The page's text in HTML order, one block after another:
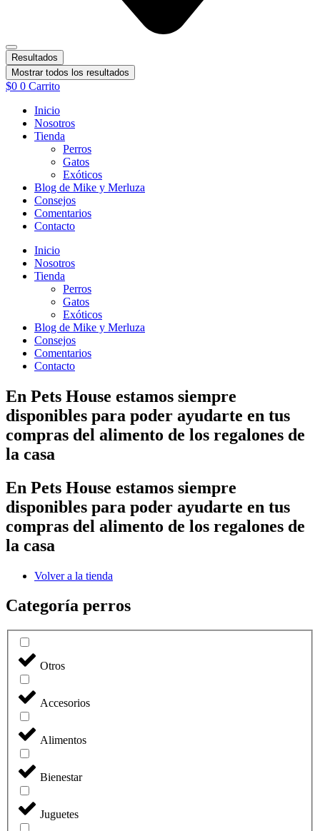
Resultados
Mostrar todos los resultados
$0 0 Carrito
Inicio
Nosotros
Tienda
Perros
Gatos
Exóticos
Blog de Mike y Merluza
Consejos
Comentarios
Contacto
Inicio
Nosotros
Tienda
Perros
Gatos
Exóticos
Blog de Mike y Merluza
Consejos
Comentarios
Contacto
En Pets House estamos siempre
disponibles para poder ayudarte en tus
compras del alimento de los regalones de
la casa
En Pets House estamos siempre
disponibles para poder ayudarte en tus
compras del alimento de los regalones de
la casa
Volver a la tienda
Categoría perros
Otros
Accesorios
Alimentos
Bienestar
Juguetes